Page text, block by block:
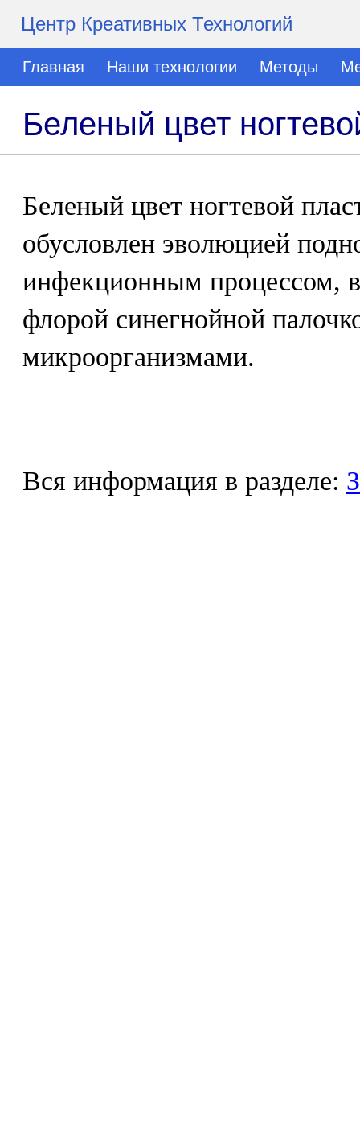
Центр Креативных Технологий
Главная Наши технологии Методы
Беленый цвет
Беленый цвет ногтевой
обусловлен эволюцией
инфекционным процессом,
флорой синегнойной
микроорганизмами.
Вся информация в разделе: